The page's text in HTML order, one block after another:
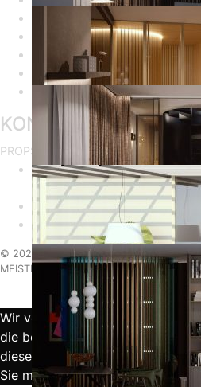
Das Projekt
Wohnungsnavigator
Listenansicht
Impressum
Datenschutz
KONTAKTIEREN SIE
PROPSTER - Sonderwunsch Meister
Mariahilferstraße 37-39, 7.OG
AT-1060 Wien
+43 1 361 01 01
office@propster.tech
© 2020 PROPSTER |Powered by
MEISTER GMBH
Wir verwenden Cookies, um
die beste Erfahrung auf unserer
diese Website weiterhin nutzen,
Sie mit ihr zufrieden sind.Ok